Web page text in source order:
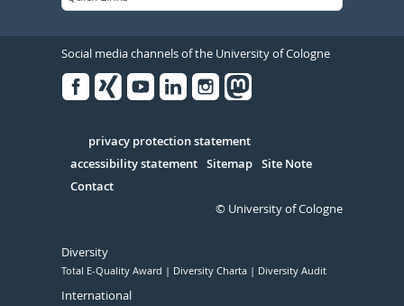
Social media channels of the University of Cologne
Serivce
privacy protection statement
accessibility statement Sitemap Site Note
Contact
© University of Cologne
Diversity
Total E-Quality Award Diversity Charta Diversity Audit
International